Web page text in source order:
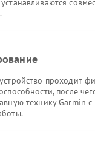
проходит
после
технику Garmin с